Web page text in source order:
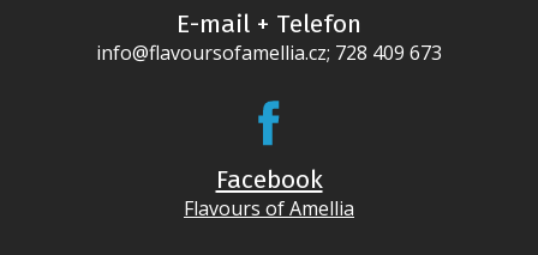
E-mail + Telefon
info@flavoursofamellia.cz; 728 409 673
Facebook
Flavours of Amellia